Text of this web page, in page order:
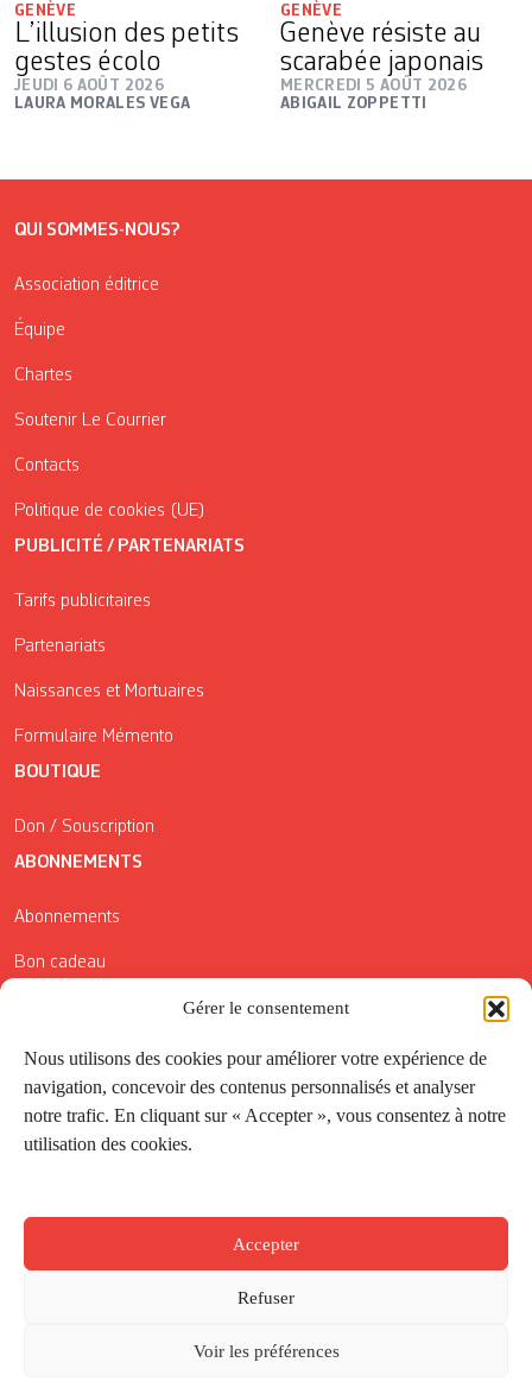
Gérer le consentement
Nous utilisons des cookies pour améliorer votre expérience de
navigation, concevoir des contenus personnalisés et analyser
notre trafic. En cliquant sur « Accepter », vous consentez à notre
utilisation des cookies.
Accepter
Refuser
Voir les préférences
GENÈVE
L’illusion des petits
gestes écolo
JEUDI 6 AOÛT 2026
LAURA MORALES VEGA
GENÈVE
Genève résiste au
scarabée japonais
MERCREDI 5 AOÛT 2026
ABIGAIL ZOPPETTI
QUI SOMMES-NOUS?
Association éditrice
Équipe
Chartes
Soutenir Le Courrier
Contacts
Politique de cookies (UE)
PUBLICITÉ / PARTENARIATS
Tarifs publicitaires
Partenariats
Naissances et Mortuaires
Formulaire Mémento
BOUTIQUE
Don / Souscription
ABONNEMENTS
Abonnements
Bon cadeau
Conditions générales de vente
Réductions de la Carte Côté Courrier
Application